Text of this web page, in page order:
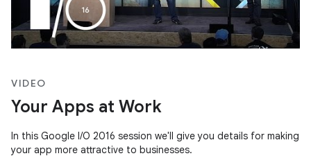
VIDEO
Your Apps at Work
In this Google I/O 2016 session we'll give you details for making
your app more attractive to businesses.